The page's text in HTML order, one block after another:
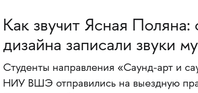
Как звучит Ясная
дизайна записали звуки
Студенты направления «Саунд-арт и
НИУ ВШЭ отправились на выездную